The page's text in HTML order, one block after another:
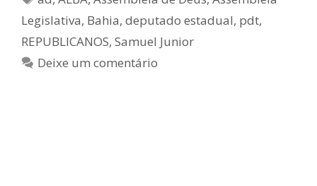
Legislativa, Bahia, deputado estadual, pdt,
REPUBLICANOS, Samuel Junior
Deixe um comentário